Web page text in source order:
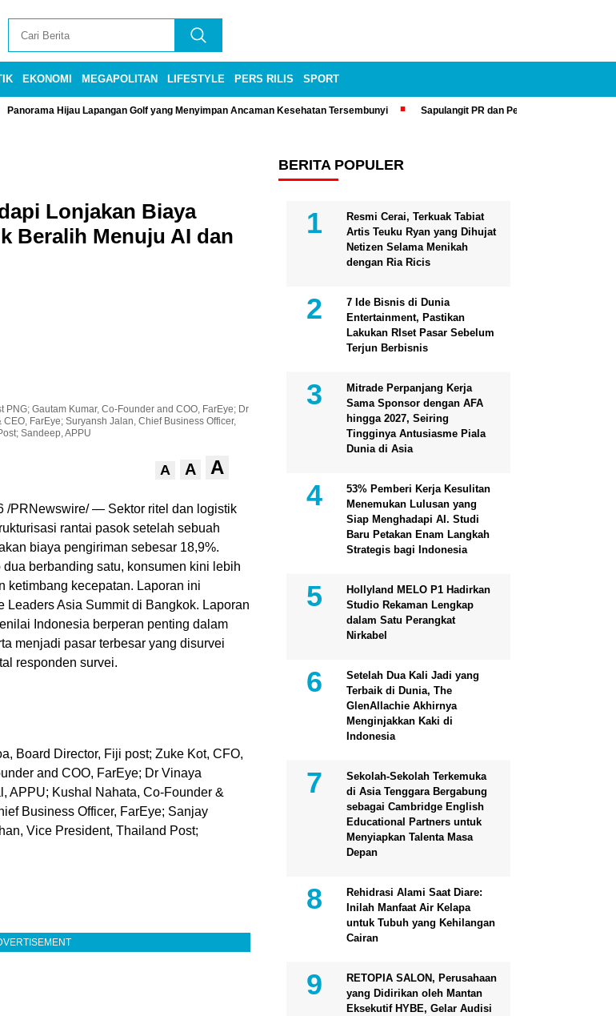
EKONOMI MEGAPOLITAN LIFESTYLE PERS RILIS SPORT
Panorama Hijau Lapangan Golf yang Menyimpan Ancaman Kesehatan Tersembunyi Sapulangit PR dan Persrilis.com Bisa
Lonjakan Biaya
Beralih Menuju AI dan
Gautam Kumar, Co-Founder and COO, FarEye; Dr
FarEye; Suryansh Jalan, Chief Business Officer,
Sandeep, APPU
A A A
/PRNewswire/ — Sektor ritel dan logistik
rantai pasok setelah sebuah
biaya pengiriman sebesar 18,9%.
berbanding satu, konsumen kini lebih
ketimbang kecepatan. Laporan ini
Leaders Asia Summit di Bangkok. Laporan
Indonesia berperan penting dalam
menjadi pasar terbesar yang disurvei
responden survei.
Board Director, Fiji post; Zuke Kot, CFO,
and COO, FarEye; Dr Vinaya
APPU; Kushal Nahata, Co-Founder &
Business Officer, FarEye; Sanjay
Vice President, Thailand Post;
BERITA POPULER
Resmi Cerai, Terkuak Tabiat
Artis Teuku Ryan yang Dihujat
Netizen Selama Menikah
dengan Ria Ricis
7 Ide Bisnis di Dunia
Entertainment, Pastikan
Lakukan RIset Pasar Sebelum
Terjun Berbisnis
Mitrade Perpanjang Kerja
Sama Sponsor dengan AFA
hingga 2027, Seiring
Tingginya Antusiasme Piala
Dunia di Asia
53% Pemberi Kerja Kesulitan
Menemukan Lulusan yang
Siap Menghadapi AI. Studi
Baru Petakan Enam Langkah
Strategis bagi Indonesia
Hollyland MELO P1 Hadirkan
Studio Rekaman Lengkap
dalam Satu Perangkat
Nirkabel
Setelah Dua Kali Jadi yang
Terbaik di Dunia, The
GlenAllachie Akhirnya
Menginjakkan Kaki di
Indonesia
Sekolah-Sekolah Terkemuka
di Asia Tenggara Bergabung
sebagai Cambridge English
Educational Partners untuk
Menyiapkan Talenta Masa
Depan
Rehidrasi Alami Saat Diare:
Inilah Manfaat Air Kelapa
untuk Tubuh yang Kehilangan
Cairan
RETOPIA SALON, Perusahaan
yang Didirikan oleh Mantan
Eksekutif HYBE, Gelar Audisi